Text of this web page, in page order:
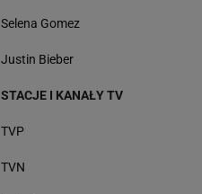
Selena Gomez
Justin Bieber
STACJE I KANAŁY TV
TVP
TVN